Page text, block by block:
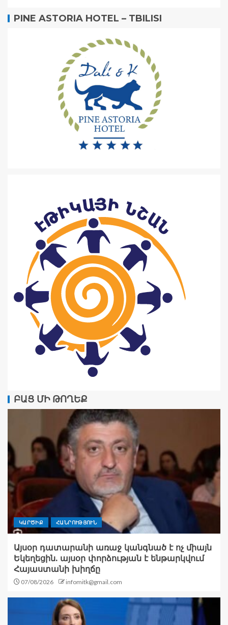
PINE ASTORIA HOTEL – TBILISI
ԲԱՑ ՄԻ ԹՈՂԵՔ
ԿԱՐԾԻՔ ՀԱՆՐՈՒԹՅՈՒՆ
Այսօր դատարանի առաջ կանգնած է ոչ միայն
Եկեղեցին. այսօր փորձության է ենթարկվում
Հայաստանի խիղճը
07/08/2026 infomitk@gmail.com